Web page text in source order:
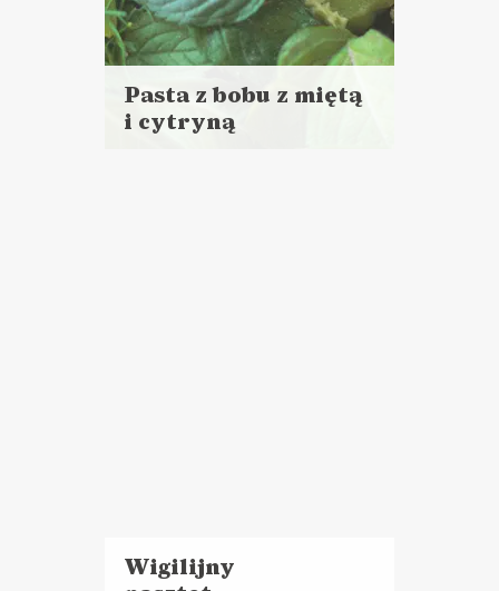
Pasta z bobu z miętą
i cytryną
Wigilijny